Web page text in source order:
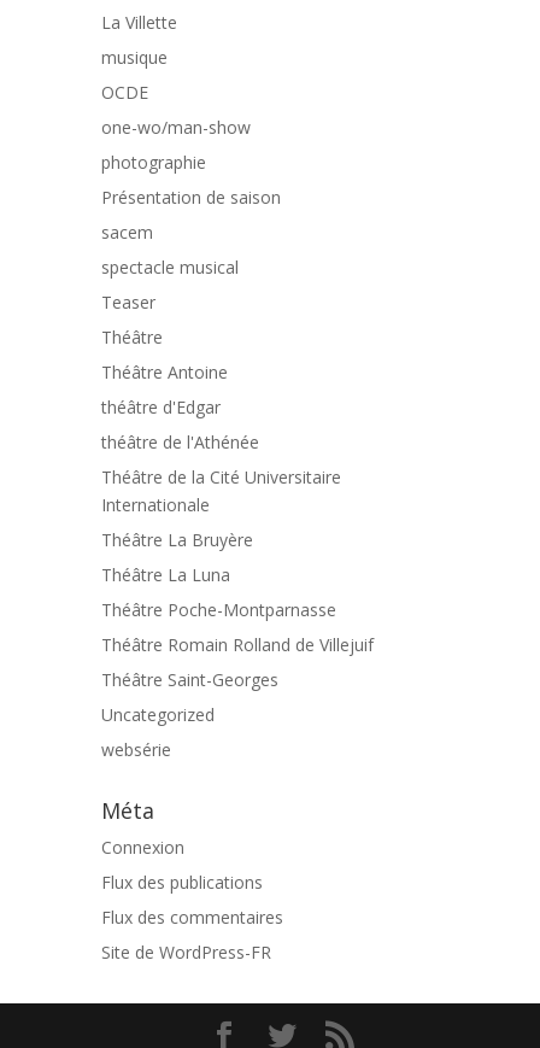
La Villette
musique
OCDE
one-wo/man-show
photographie
Présentation de saison
sacem
spectacle musical
Teaser
Théâtre
Théâtre Antoine
théâtre d'Edgar
théâtre de l'Athénée
Théâtre de la Cité Universitaire
Internationale
Théâtre La Bruyère
Théâtre La Luna
Théâtre Poche-Montparnasse
Théâtre Romain Rolland de Villejuif
Théâtre Saint-Georges
Uncategorized
websérie
Méta
Connexion
Flux des publications
Flux des commentaires
Site de WordPress-FR